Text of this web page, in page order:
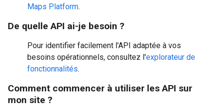
Maps Platform.
De quelle API ai-je besoin ?
Pour identifier facilement l'API adaptée à vos
besoins opérationnels, consultez l'explorateur de
fonctionnalités.
Comment commencer à utiliser les API sur
mon site ?